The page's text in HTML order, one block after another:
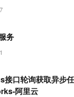
务
口轮询获取异步
阿里云